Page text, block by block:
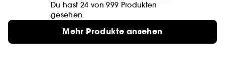
Du hast 24 von 999 Produkten
gesehen.
Mehr Produkte ansehen